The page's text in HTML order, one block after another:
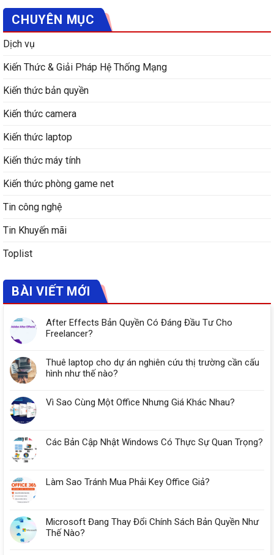
CHUYÊN MỤC
Dịch vụ
Kiến Thức & Giải Pháp Hệ Thống Mạng
Kiến thức bản quyền
Kiến thức camera
Kiến thức laptop
Kiến thức máy tính
Kiến thức phòng game net
Tin công nghệ
Tin Khuyến mãi
Toplist
BÀI VIẾT MỚI
After Effects Bản Quyền Có Đáng Đầu Tư Cho
Freelancer?
Thuê laptop cho dự án nghiên cứu thị trường cần cấu
hình như thế nào?
Vì Sao Cùng Một Office Nhưng Giá Khác Nhau?
Các Bản Cập Nhật Windows Có Thực Sự Quan Trọng?
Làm Sao Tránh Mua Phải Key Office Giả?
Microsoft Đang Thay Đổi Chính Sách Bản Quyền Như
Thế Nào?